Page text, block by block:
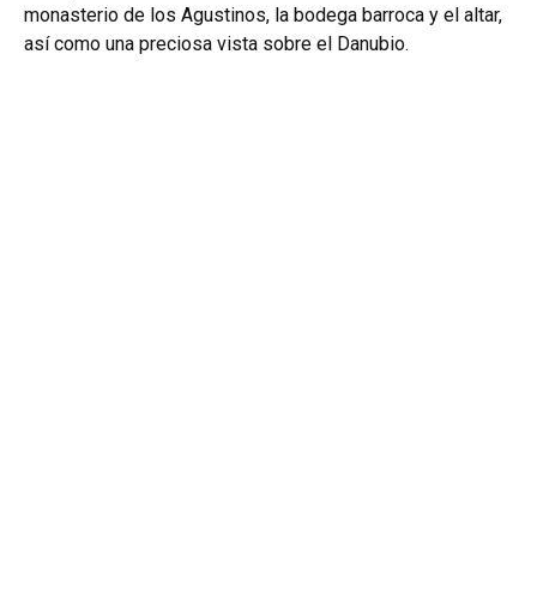
monasterio de los Agustinos, la bodega barroca y el altar,
así como una preciosa vista sobre el Danubio.